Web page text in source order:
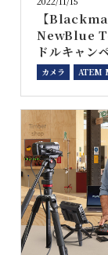
【
NewBlue
ドルキャン
カメラ ATEM